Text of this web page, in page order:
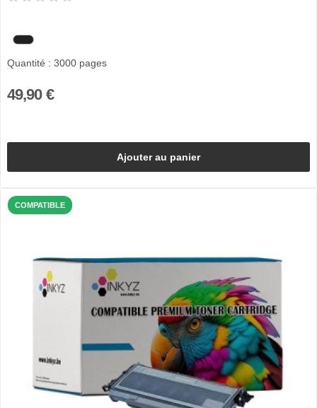
Quantité : 3000 pages
49,90 €
Ajouter au panier
COMPATIBLE